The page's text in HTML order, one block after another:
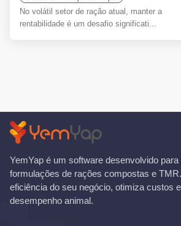
No volátil setor de ração atual, manter a
rentabilidade é um desafio significati...
YemYap é um software desenvolvido para
formulações de rações compostas e
eficiência do seu negócio, otimiza custos
desempenho animal.